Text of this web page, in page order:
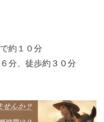
約１０分
分、徒歩約３０分